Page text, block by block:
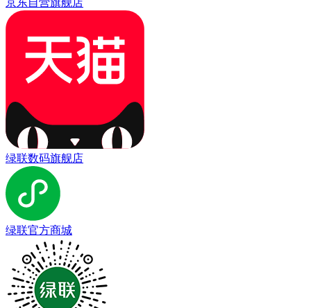
京东自营旗舰店
绿联数码旗舰店
绿联官方商城